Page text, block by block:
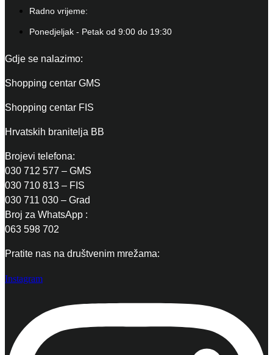
Radno vrijeme:
Ponedjeljak - Petak od 9:00 do 19:30
Gdje se nalazimo:
Shopping centar GMS
Shopping centar FIS
Hrvatskih branitelja BB
Brojevi telefona:
030 712 577 – GMS
030 710 813 – FIS
030 711 030 – Grad
Broj za WhatsApp :
063 598 702
Pratite nas na društvenim mrežama:
Instagram